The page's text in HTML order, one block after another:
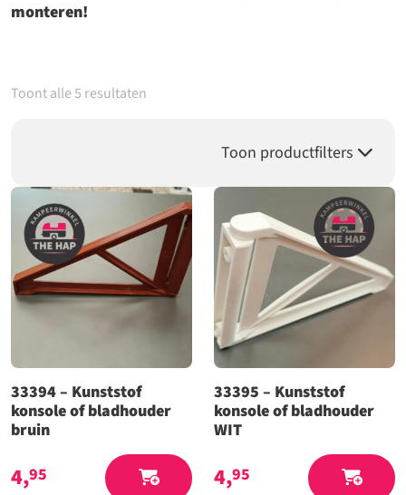
monteren!
Toont alle 5 resultaten
Toon productfilters
33394 – Kunststof
konsole of bladhouder
bruin
4,95
33395 – Kunststof
konsole of bladhouder
WIT
4,95